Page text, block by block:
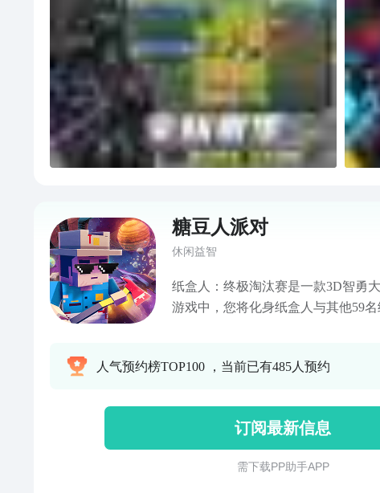
糖豆人派对
休闲益智
纸盒人：终极淘汰赛是一款3D智勇
游戏中，您将化身纸盒人与其他59
将面子抛到九霄云外，靠自己灵活的
后，通过重重关卡选拔，最终赢得
皇冠。 本款游戏拥有好的操作感以
信会带给您乐翻天的体验。喜欢的童
人气预约榜TOP100 ，当前已有485人预约
订阅最新信息
需 下 载 P P 助 手 A P P